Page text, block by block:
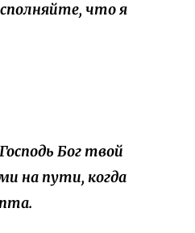
что я
Бог твой
на пути, когда